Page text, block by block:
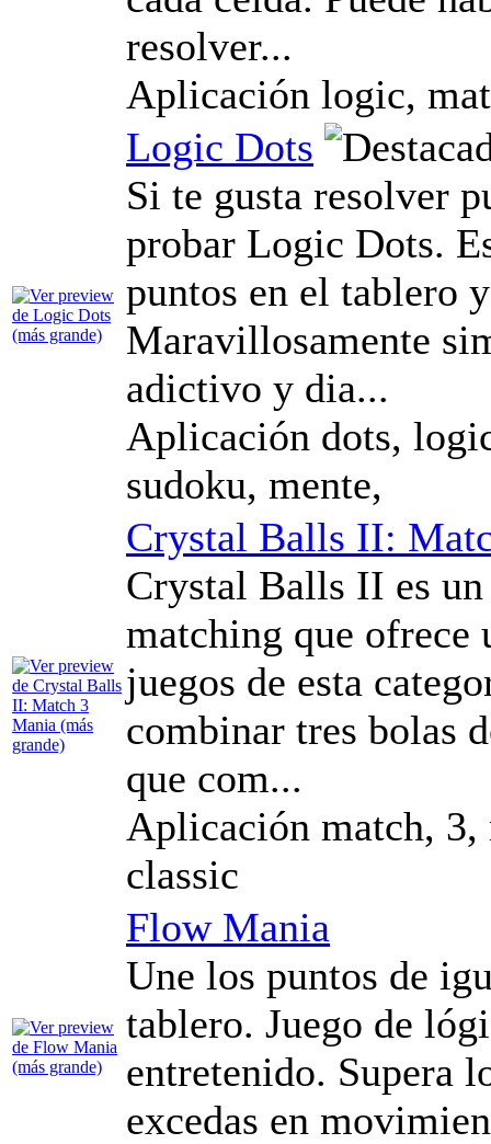
resolver...
Aplicación logic,
Logic Dots
Si te gusta resolver
probar Logic Dots.
puntos en el tablero
Maravillosamente
adictivo y dia...
Aplicación dots,
sudoku, mente,
Crystal Balls II:
Crystal Balls II es
matching que ofrece
juegos de esta
combinar tres bolas
que com...
Aplicación match, 3,
classic
Flow Mania
Une los puntos de
tablero. Juego de
entretenido. Supera
excedas en